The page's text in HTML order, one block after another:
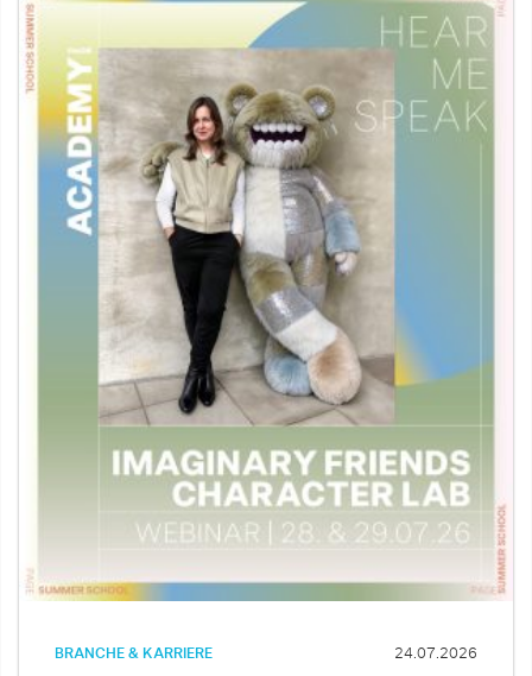
BRANCHE & KARRIERE 24.07.2026